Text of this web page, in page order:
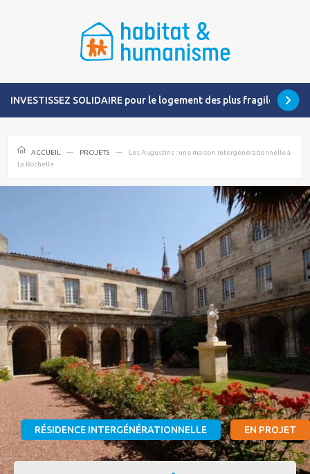
INVESTISSEZ SOLIDAIRE pour le logement des plus fragiles
ACCUEIL PROJETS
Les Augustins : une maison intergénérationnelle à
La Rochelle
RÉSIDENCE INTERGÉNÉRATIONNELLE EN PROJET